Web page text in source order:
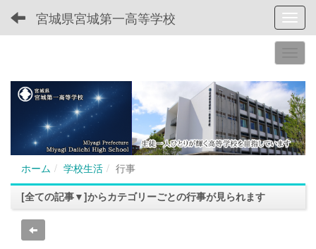
宮城県宮城第一高等学校
ホーム 学校生活
行事
[全ての記事▼]からカテゴリーごとの行事が見られます